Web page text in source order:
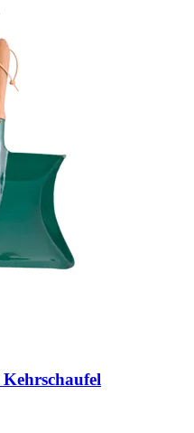
Kehrschaufel